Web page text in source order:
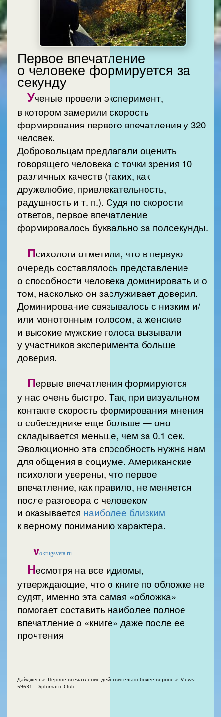
Первое впечатление
о человеке формируется за
секунду
Ученые провели эксперимент,
в котором замерили скорость
формирования первого впечатления у 320
человек.
Добровольцам предлагали оценить
говорящего человека с точки зрения 10
различных качеств (таких, как
дружелюбие, привлекательность,
радушность и т. п.). Судя по скорости
ответов, первое впечатление
формировалось буквально за полсекунды.
Психологи отметили, что в первую
очередь составлялось представление
о способности человека доминировать и о
том, насколько он заслуживает доверия.
Доминирование связывалось с низким и/
или монотонным голосом, а женские
и высокие мужские голоса вызывали
у участников эксперимента больше
доверия.
Первые впечатления формируются
у нас очень быстро. Так, при визуальном
контакте скорость формирования мнения
о собеседнике еще больше — оно
складывается меньше, чем за 0.1 сек.
Эволюционно эта способность нужна нам
для общения в социуме. Американские
психологи уверены, что первое
впечатление, как правило, не меняется
после разговора с человеком
и оказывается наиболее близким
к верному пониманию характера.
vokrugsveta.ru
Несмотря на все идиомы,
утверждающие, что о книге по обложке не
судят, именно эта самая «обложка»
помогает составить наиболее полное
впечатление о «книге» даже после ее
прочтения
Дайджест » Первое впечатление действительно более верное » Views:
59631 Diplomatic Club